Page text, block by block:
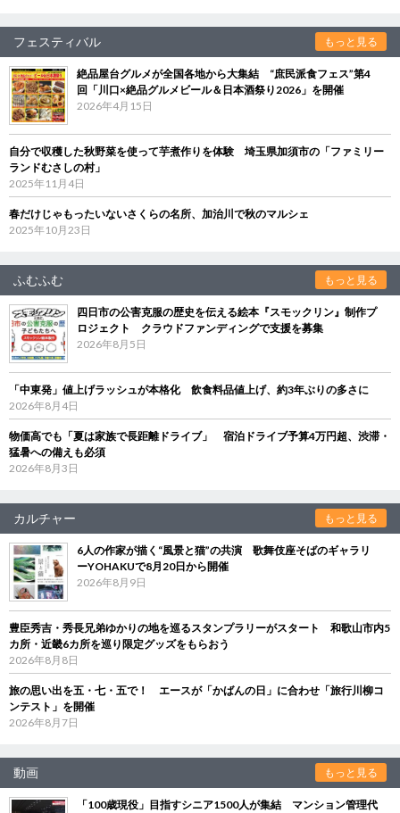
フェスティバル もっと見る
絶品屋台グルメが全国各地から大集結 “庶民派食フェス”第4
回「川口×絶品グルメビール＆日本酒祭り2026」を開催
2026年4月15日
自分で収穫した秋野菜を使って芋煮作りを体験 埼玉県加須市の「ファミリー
ランドむさしの村」
2025年11月4日
春だけじゃもったいないさくらの名所、加治川で秋のマルシェ
2025年10月23日
ふむふむ もっと見る
四日市の公害克服の歴史を伝える絵本『スモックリン』制作プ
ロジェクト クラウドファンディングで支援を募集
2026年8月5日
「中東発」値上げラッシュが本格化 飲食料品値上げ、約3年ぶりの多さに
2026年8月4日
物価高でも「夏は家族で長距離ドライブ」 宿泊ドライブ予算4万円超、渋滞・
猛暑への備えも必須
2026年8月3日
カルチャー もっと見る
6人の作家が描く“風景と猫”の共演 歌舞伎座そばのギャラリ
ーYOHAKUで8月20日から開催
2026年8月9日
豊臣秀吉・秀長兄弟ゆかりの地を巡るスタンプラリーがスタート 和歌山市内5
カ所・近畿6カ所を巡り限定グッズをもらおう
2026年8月8日
旅の思い出を五・七・五で！ エースが「かばんの日」に合わせ「旅行川柳コ
ンテスト」を開催
2026年8月7日
動画 もっと見る
「100歳現役」目指すシニア1500人が集結 マンション管理代